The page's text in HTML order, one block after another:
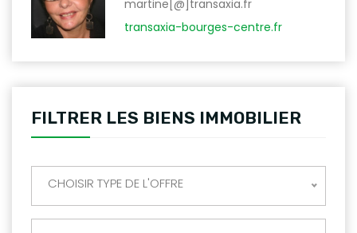
martine[@]transaxia.fr
transaxia-bourges-centre.fr
FILTRER LES BIENS IMMOBILIER
CHOISIR TYPE DE L'OFFRE